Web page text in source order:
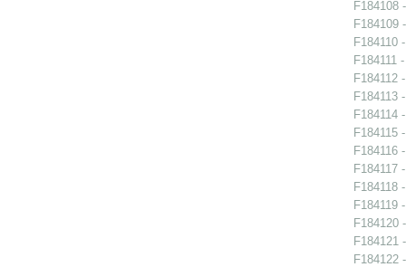
F184108
F184109
F184110
F184111
F184112
F184113
F184114
F184115
F184116
F184117
F184118
F184119
F184120
F184121
F184122